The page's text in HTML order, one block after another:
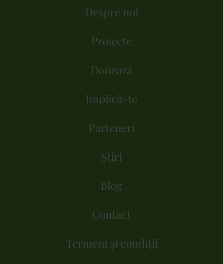
Despre noi
Proiecte
Donează
Implică-te
Parteneri
Știri
Blog
Contact
Termeni și condiții